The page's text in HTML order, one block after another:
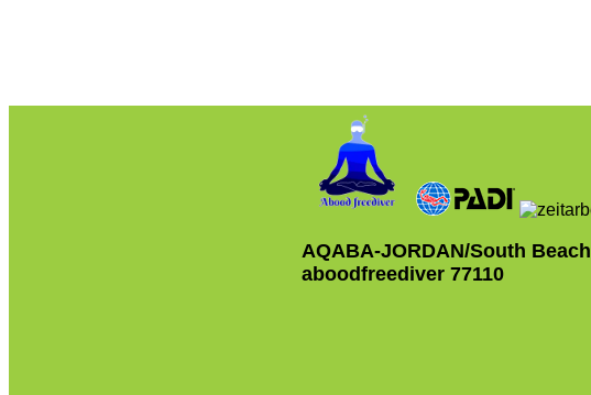
AQABA-JORDAN/South Beach
aboodfreediver 77110